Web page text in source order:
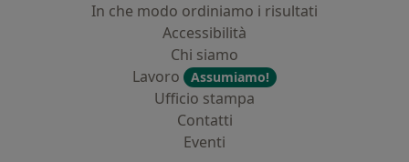
In che modo ordiniamo i risultati
Accessibilità
Chi siamo
Lavoro
Assumiamo!
Ufficio stampa
Contatti
Eventi